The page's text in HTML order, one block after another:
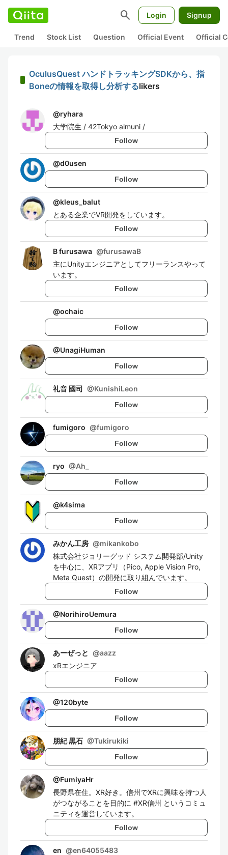
search Login Signup
Trend Stock List Question Official Event Official
OculusQuest ハンドトラッキングSDKから、指
Boneの情報を取得し分析するlikers
@ryhara
大学院生 / 42Tokyo almuni /
Follow
@d0usen
Follow
@kleus_balut
とある企業でVR開発をしています。
Follow
B furusawa @furusawaB
主にUnityエンジニアとしてフリーランスやって
います。
Follow
@ochaic
Follow
@UnagiHuman
Follow
礼音 國司 @KunishiLeon
Follow
fumigoro @fumigoro
Follow
ryo @Ah_
Follow
@k4sima
Follow
みかん工房 @mikankobo
株式会社ジョリーグッド システム開発部/Unity
を中心に、XRアプリ（Pico, Apple Vision Pro,
Meta Quest）の開発に取り組んでいます。
Follow
@NorihiroUemura
Follow
あーぜっと @aazz
xRエンジニア
Follow
@120byte
Follow
朋紀 黒石 @Tukirukiki
Follow
@FumiyaHr
長野県在住。XR好き。信州でXRに興味を持つ人
がつながることを目的に #XR信州 というコミュ
ニティを運営しています。
Follow
en @en64055483